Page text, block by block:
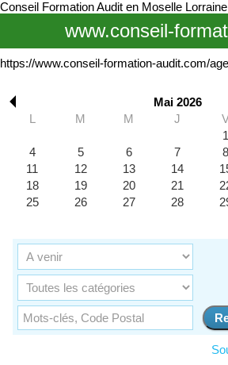
Conseil Formation Audit en Moselle
www.conseil-
https://www.conseil-formation-audit.com/
Mai 2026
L
M M J
1
4
5 6 7 8
11
12 13 14
18
19 20 21
25
26 27 28